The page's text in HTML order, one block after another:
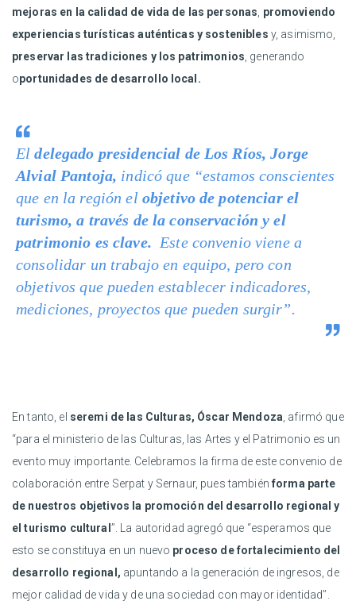
mejoras en la calidad de vida de las personas promoviendo
experiencias turísticas auténticas y sostenibles y, asimismo,
preservar las tradiciones y los patrimonios , generando
oportunidades de desarrollo local.
Eldelegado presidencial de Los Ríos, Jorge
Alvial Pantoja, indicó que “estamos conscientes
que en la región el objetivo de potenciar el
turismo, a través de la conservación y el
patrimonio es clave. Este convenio viene a
consolidar un trabajo en equipo, pero con
objetivos que pueden establecer indicadores,
mediciones, proyectos que pueden surgir”.
En tanto, el seremi de las Culturas, Óscar Mendoza , afirmó que
“para el ministerio de las Culturas, las Artes y el Patrimonio es un
evento muy importante. Celebramos la firma de este convenio de
colaboración entre Serpat y Sernaur, pues también forma parte
de nuestros objetivos la promoción del desarrollo regional y
el turismo cultural ’’. La autoridad agregó que “esperamos que
esto se constituya en un nuevo proceso de fortalecimiento del
desarrollo regional, apuntando a la generación de ingresos, de
mejor calidad de vida y de una sociedad con mayor identidad’’.